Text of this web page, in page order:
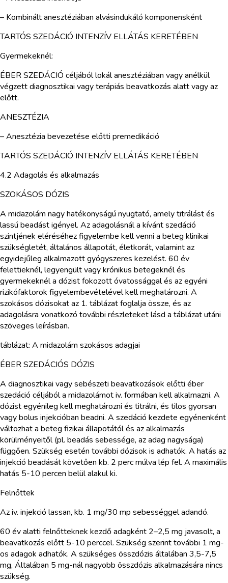
– Kombinált anesztéziában alvásindukáló komponensként
TARTÓS SZEDÁCIÓ INTENZÍV ELLÁTÁS KERETÉBEN
Gyermekeknél:
ÉBER SZEDÁCIÓ céljából lokál anesztéziában vagy anélkül
végzett diagnosztikai vagy terápiás beavatkozás alatt vagy az
előtt.
ANESZTÉZIA
– Anesztézia bevezetése előtti premedikáció
TARTÓS SZEDÁCIÓ INTENZÍV ELLÁTÁS KERETÉBEN
4.2 Adagolás és alkalmazás
SZOKÁSOS DÓZIS
A midazolám nagy hatékonyságú nyugtató, amely titrálást és
lassú beadást igényel. Az adagolásnál a kívánt szedáció
szintjének eléréséhez figyelembe kell venni a beteg klinikai
szükségletét, általános állapotát, életkorát, valamint az
egyidejűleg alkalmazott gyógyszeres kezelést. 60 év
felettieknél, legyengült vagy krónikus betegeknél és
gyermekeknél a dózist fokozott óvatossággal és az egyéni
rizikófaktorok figyelembevételével kell meghatározni. A
szokásos dózisokat az 1. táblázat foglalja össze, és az
adagolásra vonatkozó további részleteket lásd a táblázat utáni
szöveges leírásban.
táblázat: A midazolám szokásos adagjai
ÉBER SZEDÁCIÓS DÓZIS
A diagnosztikai vagy sebészeti beavatkozások előtti éber
szedáció céljából a midazolámot iv. formában kell alkalmazni. A
dózist egyénileg kell meghatározni és titrálni, és tilos gyorsan
vagy bolus injekcióban beadni. A szedáció kezdete egyénenként
változhat a beteg fizikai állapotától és az alkalmazás
körülményeitől (pl. beadás sebessége, az adag nagysága)
függően. Szükség esetén további dózisok is adhatók. A hatás az
injekció beadását követően kb. 2 perc múlva lép fel. A maximális
hatás 5-10 percen belül alakul ki.
Felnőttek
Az iv. injekció lassan, kb. 1 mg/30 mp sebességgel adandó.
60 év alatti felnőtteknek kezdő adagként 2–2,5 mg javasolt, a
beavatkozás előtt 5-10 perccel. Szükség szerint további 1 mg-
os adagok adhatók. A szükséges összdózis általában 3,5-7,5
mg, Általában 5 mg-nál nagyobb összdózis alkalmazására nincs
szükség.